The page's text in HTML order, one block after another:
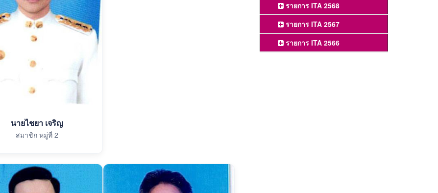
นายไชยา เจริญ
สมาชิก หมู่ที่ 2
รายการ ITA 2568
รายการ ITA 2567
รายการ ITA 2566